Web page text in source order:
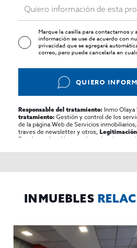
Marque la casilla para contactarnos y
información se use de acuerdo con
privacidadque se agregará
correo, pero puede cancelarla en
QUIERO
Responsable del tratamiento: Inmo
tratamiento: Gestión y control de los
de la página Web de Servicios
traves de newsletter y otros,
Destinatarios:
No se cederan los datos,
rectificar y suprimir los datos, solicitar la
INMUEBLES